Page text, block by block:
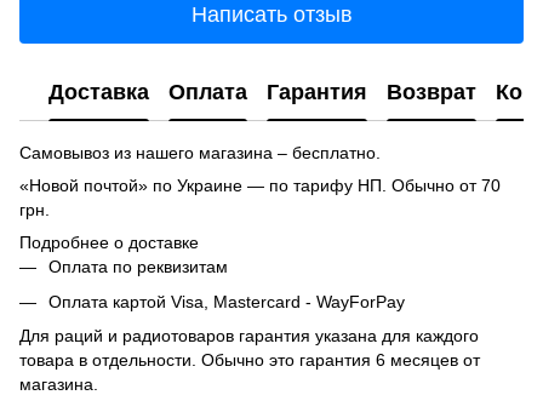
Написать отзыв
Доставка Оплата Гарантия Возврат
Самовывоз из нашего магазина – бесплатно.
«Новой почтой» по Украине — по тарифу НП. Обычно от 70
грн.
Подробнее о доставке
Оплата по реквизитам
Оплата картой Visa, Mastercard - WayForPay
Для раций и радиотоваров гарантия указана для каждого
товара в отдельности. Обычно это гарантия 6 месяцев от
магазина.